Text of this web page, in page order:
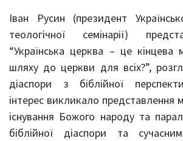
Іван Русин (президент
теологічної семінарії)
“Українська церква – це
шляху до церкви для всіх?”,
діаспори з біблійної
інтерес викликало представлення
існування Божого народу та
біблійної діаспори та